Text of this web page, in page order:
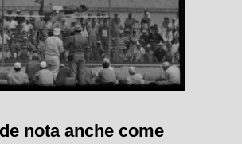
nota anche come